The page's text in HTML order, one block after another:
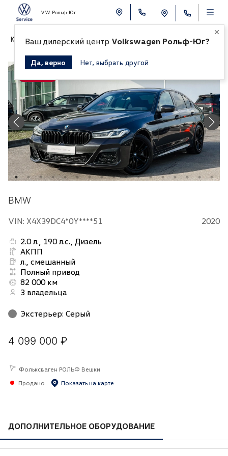
VW Рольф-Юг
К СПИСКУ АВТОМОБИЛЕЙ
ДОПОЛНИТЕЛЬНОЕ ОБОРУДОВАНИЕ
BMW
VIN: X4X39DC4*0Y****51
2020
2.0 л., 190 л.с., Дизель
АКПП
л., смешанный
Полный привод
82 000 км
3 владельца
Экстерьер: Серый
4 099 000 ₽
Фольксваген РОЛЬФ Вешки
Продано
Показать на карте
Ваш дилерский центр Volkswagen Рольф-Юг?
Да, верно Нет, выбрать другой